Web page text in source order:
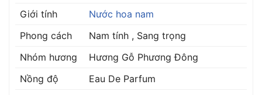
Giới tính
Nước hoa nam
Phong cách
Nam tính , Sang trọng
Nhóm hương
Hương Gỗ Phương Đông
Nồng độ
Eau De Parfum